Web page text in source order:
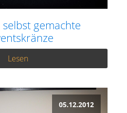
gemachte
Lesen
05.12.2012